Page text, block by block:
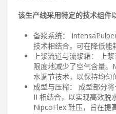
该生产线采用特定的技术组件
备浆系统：
技术相结合，可在降低能
上浆流道与流浆箱： 上
限度地减少了空气含量
水调节技术，以保持均匀
成型与压榨： 成型部分
II 相结合，以实现高效脱
NipcoFlex 鞋压，旨在提